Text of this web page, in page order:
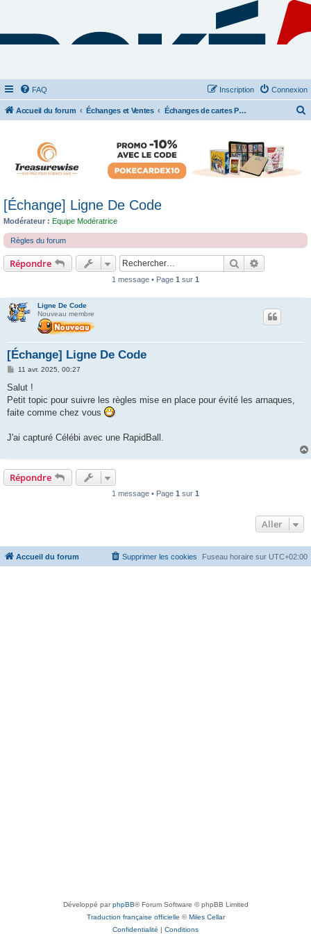
FAQ Connexion
Inscription
Accueil du forum Échanges et Ventes Échanges de cartes Pokémon & TCGO
[Échange] Ligne De Code
Modérateur : Equipe Modératrice
Règles du forum
Répondre Rechercher
1 message • Page 1 sur 1
Ligne De Code
Nouveau membre
[Échange] Ligne De Code
M
s
a
g
11 avr. 2025, 00:27
Salut !
Petit topic pour suivre les règles mise en place pour évité les arnaques,
faite comme chez vous
J'ai capturé Célébi avec une RapidBall.
Répondre
1 message • Page 1 sur 1
Aller
Accueil du forum Fuseau horaire sur UTC+02:00
Supprimer les cookies
Développé parphpBB® Forum Software © phpBB Limited
Traduction française officielle ©Miles Cellar
Confidentialité | Conditions